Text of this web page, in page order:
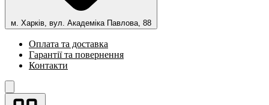
м. Харків, вул. Академіка Павлова, 88
Оплата та доставка
Гарантії та повернення
Контакти